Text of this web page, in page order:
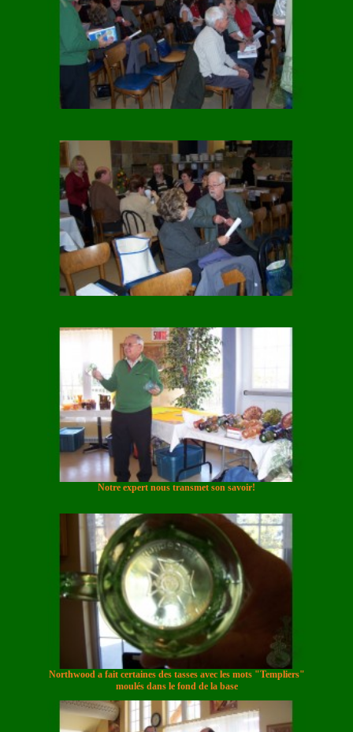
Notre expert nous transmet son savoir!
Northwood a fait certaines des tasses avec les mots "Templiers"
moulés dans le fond de la base